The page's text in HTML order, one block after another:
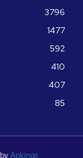
3796
1477
592
410
407
85
Apkings